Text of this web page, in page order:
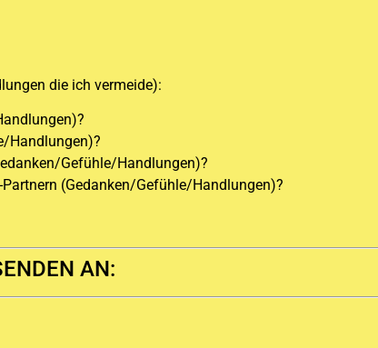
die ich vermeide):
Handlungen)?
Gefühle/Handlungen)?
(Gedanken/Gefühle/Handlungen)?
AN: